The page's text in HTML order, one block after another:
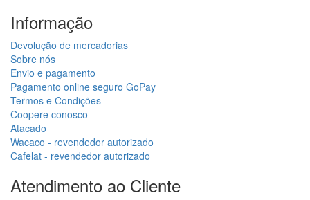
Informação
Devolução de mercadorias
Sobre nós
Envio e pagamento
Pagamento online seguro GoPay
Termos e Condições
Coopere conosco
Atacado
Wacaco - revendedor autorizado
Cafelat - revendedor autorizado
Atendimento ao Cliente